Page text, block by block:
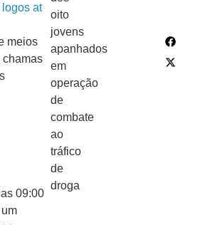
09:00